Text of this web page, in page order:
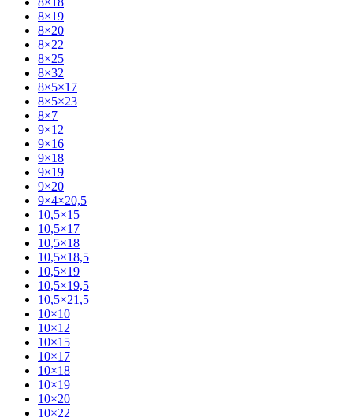
8×19
8×20
8×22
8×25
8×32
8×5×17
8×5×23
8×7
9×12
9×16
9×18
9×19
9×20
9×4×20,5
10,5×15
10,5×17
10,5×18
10,5×18,5
10,5×19
10,5×19,5
10,5×21,5
10×10
10×12
10×15
10×17
10×18
10×19
10×20
10×22